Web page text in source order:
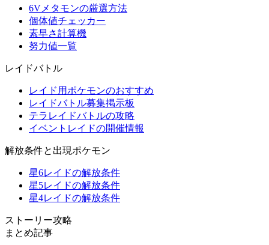
6Vメタモンの厳選方法
個体値チェッカー
素早さ計算機
努力値一覧
レイドバトル
レイド用ポケモンのおすすめ
レイドバトル募集掲示板
テラレイドバトルの攻略
イベントレイドの開催情報
解放条件と出現ポケモン
星6レイドの解放条件
星5レイドの解放条件
星4レイドの解放条件
ストーリー攻略
まとめ記事